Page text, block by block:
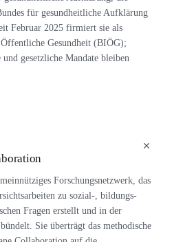
für gesundheitliche Aufklärung
Februar 2025 firmiert sie als
Gesundheit (BIÖG);
gesetzliche Mandate bleiben
Forschungsnetzwerk, das
zu sozial-, bildungs-
Fragen erstellt und in der
Sie überträgt das methodische